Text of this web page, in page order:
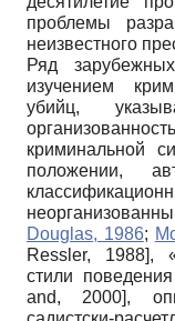
проблемы
неизвестного
Ряд
изучением
убийц,
криминальной
положении,
Douglas, 1986;
Ressler, 1988],
стили
and, 2000],